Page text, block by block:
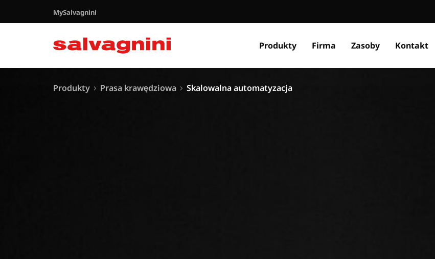
MySalvagnini
Produkty Firma Zasoby Kontakt
Produkty Prasa krawędziowa Skalowalna automatyzacja